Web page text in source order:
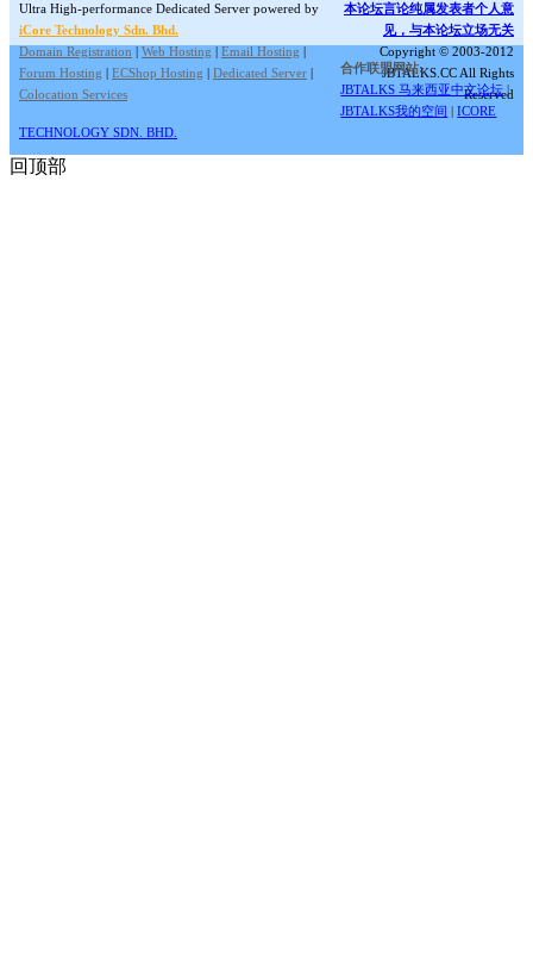
Ultra High-performance Dedicated Server powered by
iCore Technology Sdn. Bhd.
Domain Registration
Web Hosting Email Hosting
Forum Hosting
ECShop Hosting Dedicated Server
Colocation Services
本论坛言论纯属发表者个人意
见，与本论坛立场无关
Copyright © 2003-2012
JBTALKS.CC All Rights
Reserved
合作联盟网站:
JBTALKS 马来西亚中文论坛|
JBTALKS我的空间
|ICORE
TECHNOLOGY SDN. BHD.
回顶部